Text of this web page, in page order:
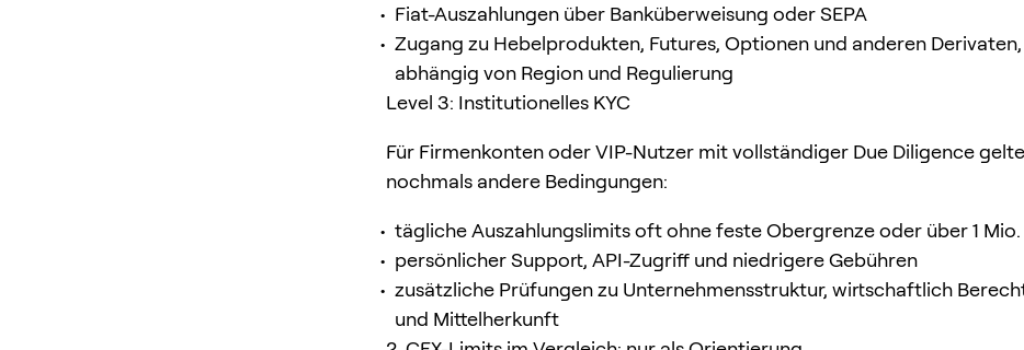
Fiat-Auszahlungen über Banküberweisung oder SEPA
Zugang zu Hebelprodukten, Futures, Optionen und anderen Derivaten,
abhängig von Region und Regulierung
Level 3: Institutionelles KYC
Für Firmenkonten oder VIP-Nutzer mit vollständiger Due Diligence
nochmals andere Bedingungen:
tägliche Auszahlungslimits oft ohne feste Obergrenze oder über 1 Mio.
persönlicher Support, API-Zugriff und niedrigere Gebühren
zusätzliche Prüfungen zu Unternehmensstruktur, wirtschaftlich
und Mittelherkunft